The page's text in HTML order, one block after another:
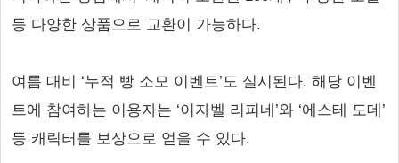
등 다양한 상품으로 교환이 가능하다.
여름 대비 ‘누적 빵 소모 이벤트’도 실시된다. 해당 이벤
트에 참여하는 이용자는 ‘이자벨 리피네’와 ‘에스테 도데’
등 캐릭터를 보상으로 얻을 수 있다.